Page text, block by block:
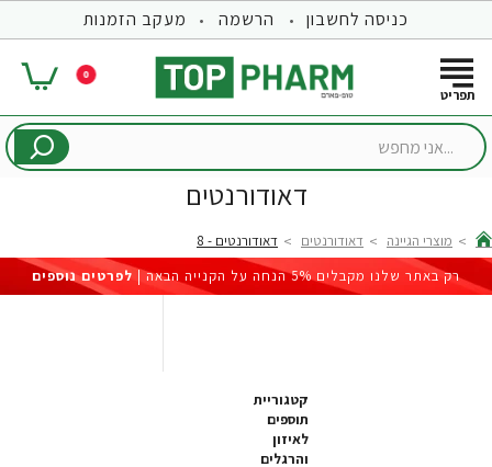
כניסה לחשבון הרשמה מעקב הזמנות
0
...אני
דאודורנטים
home
מוצרי הגיינה דאודורנטים
דאודורנטים - 8
רק באתר שלנו מקבלים 5% הנחה על הקנייה הבאה |
לפרטים נוספים
קטגוריית
תוספים
לאיזון
והרגלים